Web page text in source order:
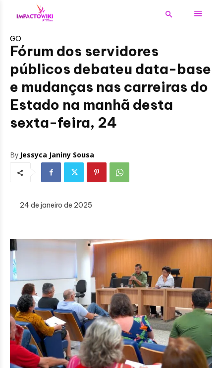
GO
Fórum dos servidores
públicos debateu data-base
e mudanças nas carreiras do
Estado na manhã desta
sexta-feira, 24
By Jessyca Janiny Sousa
24 de janeiro de 2025